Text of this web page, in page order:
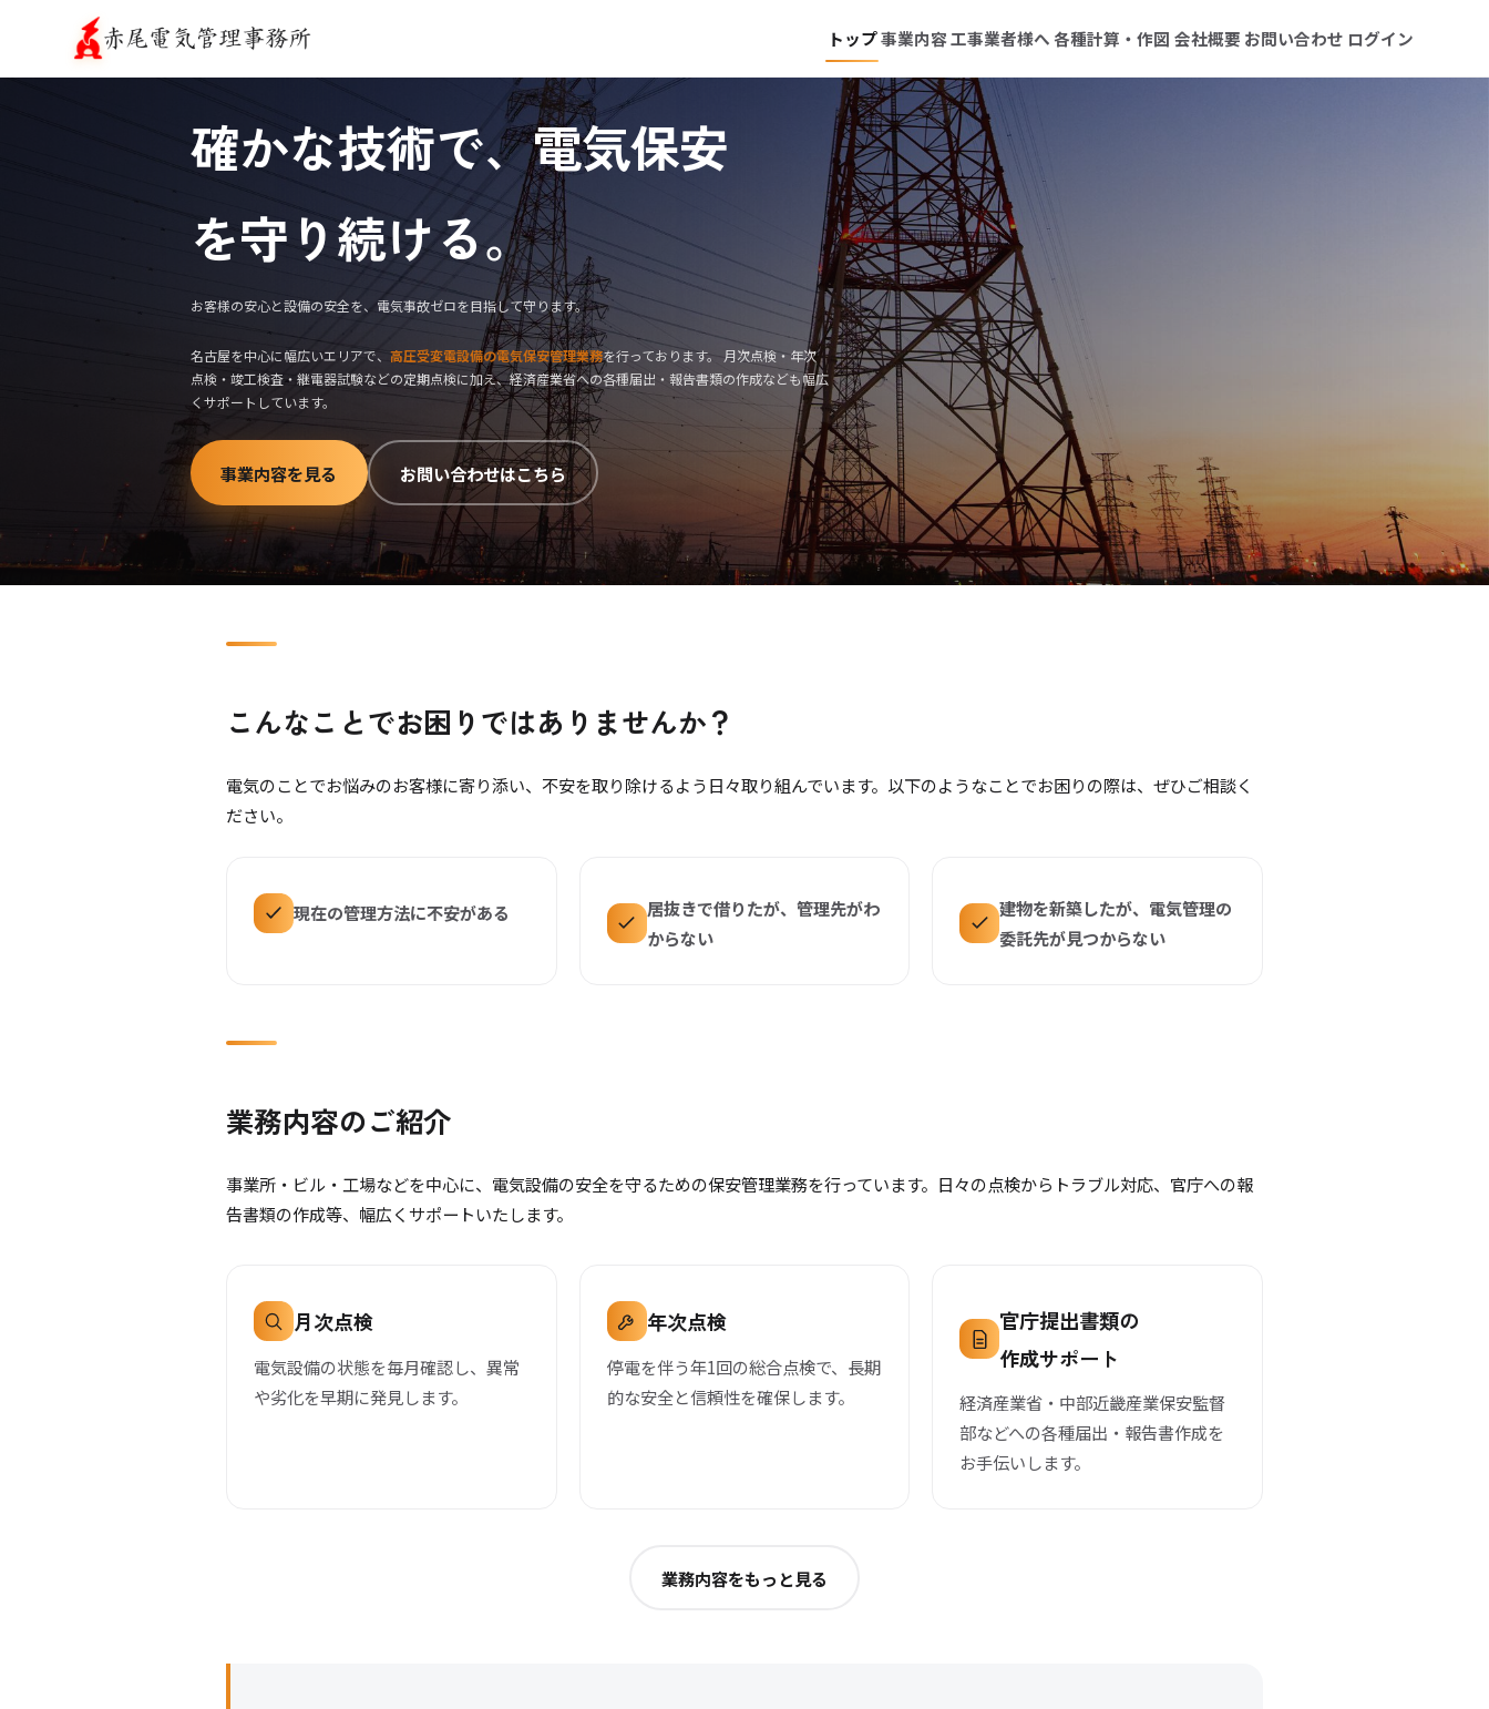
トップ事業内容工事業者様へ 各種計算・作図 会社概要 お問い合わせ ログイン
確かな技術で、電気保安
を守り続ける。
お客様の安心と設備の安全を、電気事故ゼロを目指して守ります。
名古屋を中心に幅広いエリアで、 高圧受変電設備の電気保安管理業務を行っております。 月次点検・年次
点検・竣工検査・継電器試験などの定期点検に加え、経済産業省への各種届出・報告書類の作成なども幅広
くサポートしています。
事業内容を見る お問い合わせはこちら
こんなことでお困りではありませんか？
電気のことでお悩みのお客様に寄り添い、不安を取り除けるよう日々取り組んでいます。以下のようなことでお困りの際は、ぜひご相談く
ださい。
現在の管理方法に不安がある
居抜きで借りたが、管理先がわ
からない
建物を新築したが、電気管理の
委託先が見つからない
業務内容のご紹介
事業所・ビル・工場などを中心に、電気設備の安全を守るための保安管理業務を行っています。日々の点検からトラブル対応、官庁への報
告書類の作成等、幅広くサポートいたします。
月次点検
電気設備の状態を毎月確認し、異常
や劣化を早期に発見します。
年次点検
停電を伴う年1回の総合点検で、長期
的な安全と信頼性を確保します。
官庁提出書類の
作成サポート
経済産業省・中部近畿産業保安監督
部などへの各種届出・報告書作成を
お手伝いします。
業務内容をもっと見る